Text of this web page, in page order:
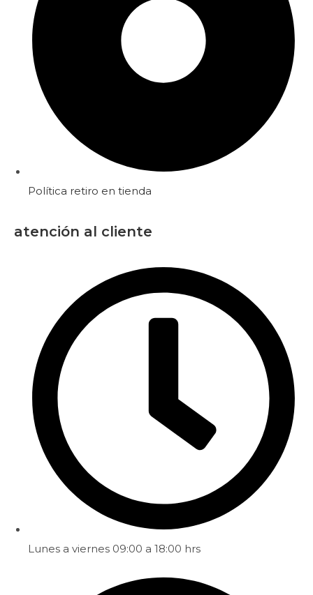
Política retiro en tienda
atención al cliente
Lunes a viernes 09:00 a 18:00 hrs